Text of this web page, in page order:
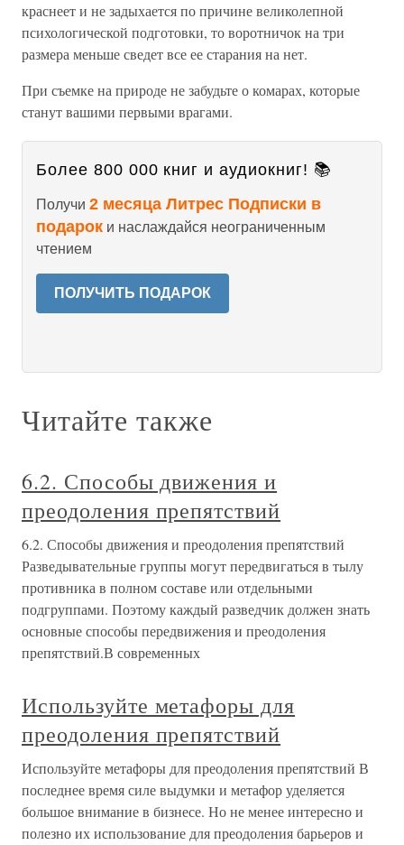
краснеет и не задыхается по причине великолепной
психологической подготовки, то воротничок на три
размера меньше сведет все ее старания на нет.
При съемке на природе не забудьте о комарах, которые
станут вашими первыми врагами.
Более 800 000 книг и аудиокниг! 📚
Получи 2 месяца Литрес Подписки в
подарок и наслаждайся неограниченным
чтением
ПОЛУЧИТЬ ПОДАРОК
Читайте также
6.2. Способы движения и
преодоления препятствий
6.2. Способы движения и преодоления препятствий
Разведывательные группы могут передвигаться в тылу
противника в полном составе или отдельными
подгруппами. Поэтому каждый разведчик должен знать
основные способы передвижения и преодоления
препятствий.В современных
Используйте метафоры для
преодоления препятствий
Используйте метафоры для преодоления препятствий В
последнее время силе выдумки и метафор уделяется
большое внимание в бизнесе. Но не менее интересно и
полезно их использование для преодоления барьеров и